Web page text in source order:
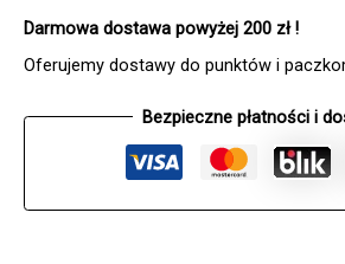
Darmowa dostawa powyżej 200 zł !
Oferujemy dostawy do punktów i
Bezpieczne płatności i